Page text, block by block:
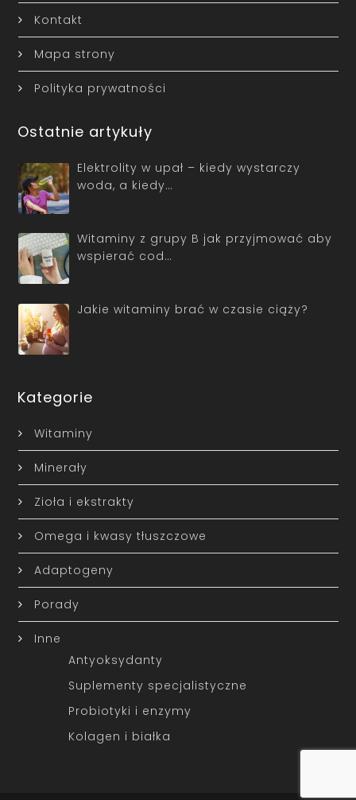
Kontakt
Mapa strony
Polityka prywatności
Ostatnie artykuły
Elektrolity w upał – kiedy wystarczy
woda, a kiedy…
Witaminy z grupy B jak przyjmować aby
wspierać cod…
Jakie witaminy brać w czasie ciąży?
Kategorie
Witaminy
Minerały
Zioła i ekstrakty
Omega i kwasy tłuszczowe
Adaptogeny
Porady
Inne
Antyoksydanty
Suplementy specjalistyczne
Probiotyki i enzymy
Kolagen i białka